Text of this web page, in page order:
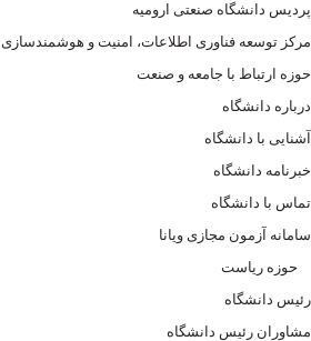
پردیس دانشگاه صنعتی ارومیه
مرکز توسعه فناوری اطلاعات، امنیت و هوشمندسازی
حوزه ارتباط با جامعه و صنعت
درباره دانشگاه
آشنایی با دانشگاه
خبرنامه دانشگاه
تماس با دانشگاه
سامانه آزمون مجازی ویانا
حوزه ریاست
رئیس دانشگاه
مشاوران رئیس دانشگاه